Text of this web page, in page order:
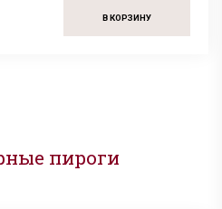
В КОРЗИНУ
пироги